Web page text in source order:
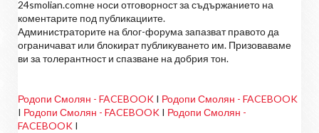
24smolian.comне носи отговорност за съдържанието на
коментарите под публикациите.
Администраторите на блог-форума запазват правото да
ограничават или блокират публикуването им. Призоваваме
ви за толерантност и спазване на добрия тон.
Родопи Смолян - FACEBOOK I Родопи Смолян - FACEBOOK
I Родопи Смолян - FACEBOOK I Родопи Смолян -
FACEBOOK I